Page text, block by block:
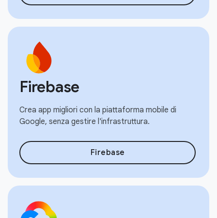
Firebase
Crea app migliori con la piattaforma mobile di
Google, senza gestire l'infrastruttura.
Firebase